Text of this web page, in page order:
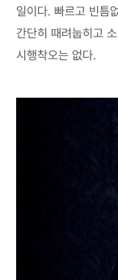
일이다. 빠르고 빈틈
간단히 때려눕히고
시행착오는 없다.